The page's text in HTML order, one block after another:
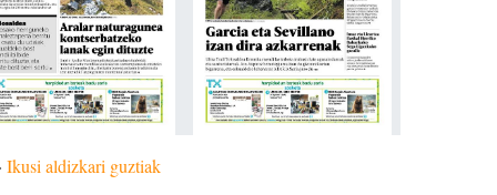
Ikusi aldizkari guztiak